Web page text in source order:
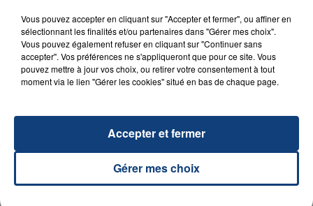
UNE ADOLESCENTE DEVANT SE FAIRE
OPÉRER DE LA CHEVILLE RESSORT DE LA...
La famille a porté plainte contre la clinique qui a
reconnu sa responsabilité et présenté ses
excuses.
TITRES DIFFUSÉS
Vous pouvez accepter en cliquant sur "Accepter et fermer", ou affiner en
sélectionnant les finalités et/ou partenaires dans "Gérer mes choix".
Vous pouvez également refuser en cliquant sur "Continuer sans
accepter". Vos préférences ne s'appliqueront que pour ce site. Vous
pouvez mettre à jour vos choix, ou retirer votre consentement à tout
moment via le lien "Gérer les cookies" situé en bas de chaque page.
Gérer mes choix
Accepter et fermer